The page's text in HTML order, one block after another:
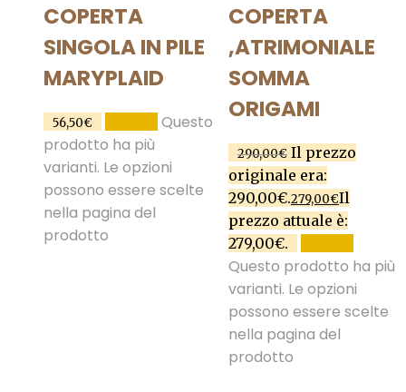
COPERTA
SINGOLA IN PILE
MARYPLAID
56,50€
Questo
prodotto ha più
varianti. Le opzioni
possono essere scelte
nella pagina del
prodotto
COPERTA
,ATRIMONIALE
SOMMA
ORIGAMI
290,00€ Il prezzo
originale era:
290,00€.279,00€Il
prezzo attuale è:
279,00€.
Questo prodotto ha più
varianti. Le opzioni
possono essere scelte
nella pagina del
prodotto